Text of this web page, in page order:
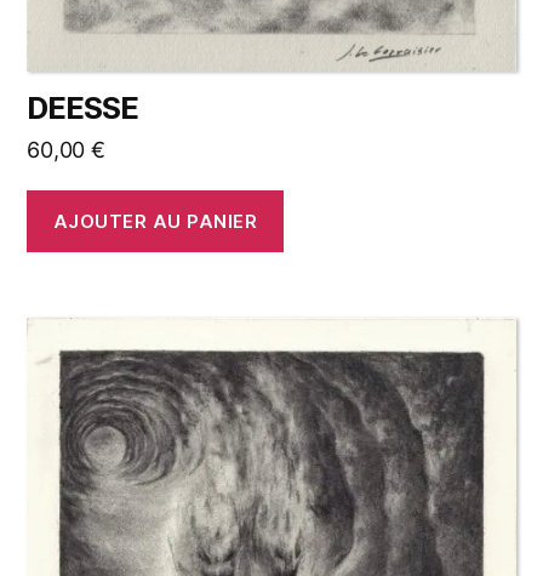
DEESSE
60,00 €
AJOUTER AU PANIER